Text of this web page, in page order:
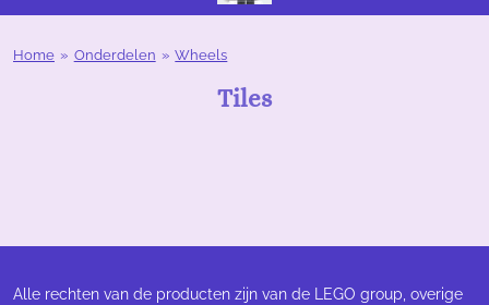
hoofdinhoud
Home » Onderdelen » Wheels
Tiles
Alle rechten van de producten zijn van de LEGO group, overige